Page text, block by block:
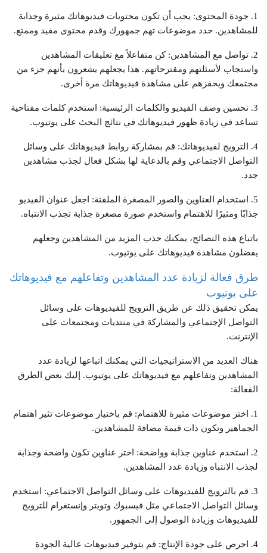
1. جودة المحتوى: يجب أن تكون محتويات فيديوهاتك مثيرة وجذابة
للمشاهدين. حدد موضوعات تهم جمهورك وقدم محتوى مفيد وممتع.
2. تواصل مع المشاهدين: كن متفاعلاً مع تعليقات المشاهدين
واستجاب لأسئلتهم ومقترحاتهم. هذا يجعلهم يشعرون بأنهم جزء من
مجتمعك ويحفزهم على مشاهدة فيديوهاتك مرة أخرى.
3. تحسين وصف الفيديو والكلمات الرئيسية: استخدم كلمات مفتاحية
تساعد في زيادة ظهور فيديوهاتك في نتائج البحث على يوتيوب.
4. الترويج لفيديوهاتك: قم بمشاركة روابط فيديوهاتك على وسائل
التواصل الاجتماعي وقم بالدعاية لها بشكل فعال لجذب مشاهدين
جدد.
5. استخدام العناوين والصور المصغرة الملفتة: اجعل عنوان الفيديو
جذابًا ومثيرًا للاهتمام واستخدم صورة مصغرة جذابة تجذب الانتباه.
باتباع هذه النصائح، يمكنك جذب المزيد من المشاهدين وجعلهم
يفضلون مشاهدة فيديوهاتك على يوتيوب.
طرق فعالة لزيادة عدد المشاهدين وتفاعلهم مع فيديوهاتك
على يوتيوب
يمكن تحقيق ذلك عن طريق الترويج للفيديوهات على وسائل
التواصل الإجتماعي والمشاركة في منتديات ومجتمعات على
الإنترنت.
هناك العديد من الاستراتيجيات التي يمكنك اتباعها لزيادة عدد
المشاهدين وتفاعلهم مع فيديوهاتك على يوتيوب. إليك بعض الطرق
الفعالة:
1. اختر موضوعات مثيرة للاهتمام: قم باختيار موضوعات تثير اهتمام
الجماهير وتكون ذات قيمة مضافة للمشاهدين.
2. استخدم عناوين جذابة وواضحة: اختر عناوين تكون واضحة وجذابة
لجذب الانتباه وزيادة عدد المشاهدين.
3. قم بالترويج للفيديوهات على وسائل التواصل الاجتماعي: استخدم
وسائل التواصل الاجتماعي مثل فيسبوك وتويتر وإنستغرام للترويج
للفيديوهات وزيادة الوصول إلى الجمهور.
4. احرص على جودة الإنتاج: قم بتوفير فيديوهات عالية الجودة